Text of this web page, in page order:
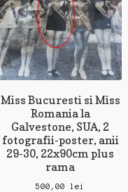
Miss Bucuresti si Miss
Romania la
Galvestone, SUA, 2
fotografii-poster, anii
29-30, 22x90cm plus
rama
500,00lei